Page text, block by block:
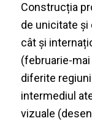
Construcția
de unicitate și
cât și
(februarie-
diferite
intermediul
vizuale